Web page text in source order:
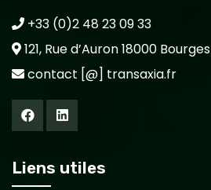
+33 (0)2 48 23 09 33
121, Rue d’Auron 18000 Bourges
contact [@] transaxia.fr
Liens utiles